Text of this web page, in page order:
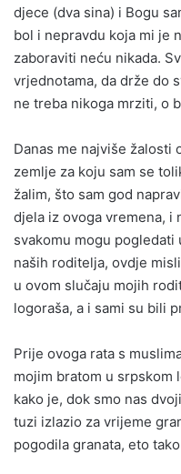
djece (dva sina) i Bogu
bol i nepravdu koja mi je
zaboraviti neću nikada.
vrjednotama, da drže do
ne treba nikoga mrziti, o
Danas me najviše žalosti
zemlje za koju sam se
žalim, što sam god
djela iz ovoga vremena, i
svakomu mogu pogledati
naših roditelja, ovdje
u ovom slučaju mojih
logoraša, a i sami su bili
Prije ovoga rata s
mojim bratom u srpskom
kako je, dok smo nas
tuzi izlazio za vrijeme
pogodila granata, eto